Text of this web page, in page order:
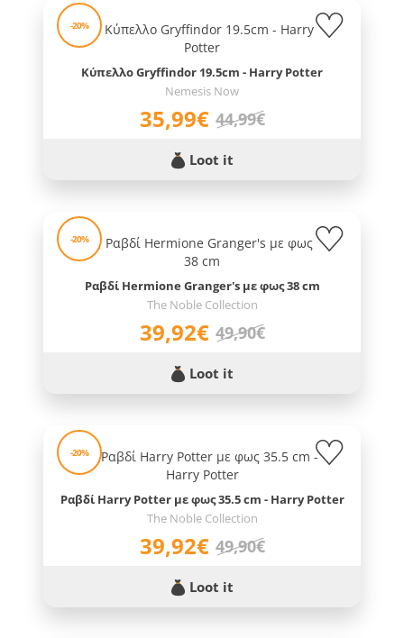
-20%
Κύπελλο Gryffindor 19.5cm - Harry Potter
Nemesis Now
35,99€ 44,99€
Loot it
-20%
Ραβδί Hermione Granger's με φως 38 cm
The Noble Collection
39,92€ 49,90€
Loot it
-20%
Ραβδί Harry Potter με φως 35.5 cm - Harry Potter
The Noble Collection
39,92€ 49,90€
Loot it